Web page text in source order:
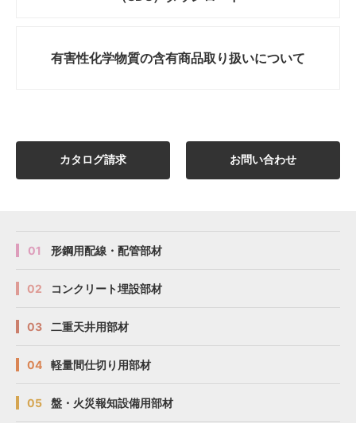
有害性化学物質の含有商品取り扱いについて
カタログ請求 お問い合わせ
01 形鋼用配線・配管部材
02 コンクリート埋設部材
03 二重天井用部材
04 軽量間仕切り用部材
05 盤・火災報知設備用部材